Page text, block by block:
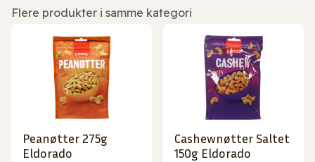
Flere produkter i samme kategori
Peanøtter 275g
Eldorado
Cashewnøtter Saltet
150g Eldorado